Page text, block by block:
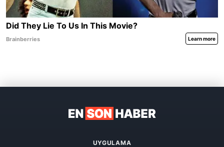
UYGULAMA